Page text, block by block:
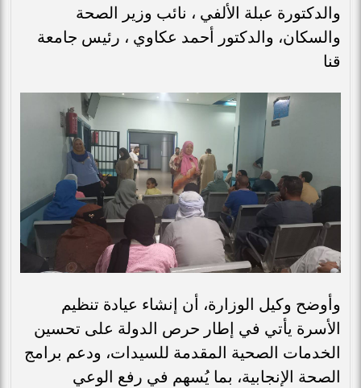
والدكتورة عبلة الألفي ، نائب وزير الصحة
والسكان، والدكتور أحمد عكاوي ، رئيس جامعة
قنا
وأوضح وكيل الوزارة، أن إنشاء عيادة تنظيم
الأسرة يأتي في إطار حرص الدولة على تحسين
الخدمات الصحية المقدمة للسيدات، ودعم برامج
الصحة الإنجابية، بما يُسهم في رفع الوعي